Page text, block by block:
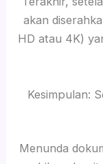
akan
HD atau 4K)
Kesimpulan:
Menunda